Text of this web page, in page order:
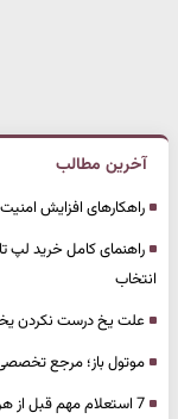
آخرین مطالب
راهکارهای افزایش
انتخاب
علت یخ درست نکردن
موتول باز؛ مرجع
7 استعلام مهم قبل از